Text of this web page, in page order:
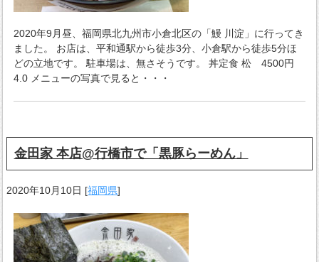
2020年9月昼、福岡県北九州市小倉北区の「鰻 川淀」に行ってき
ました。 お店は、平和通駅から徒歩3分、小倉駅から徒歩5分ほ
どの立地です。 駐車場は、無さそうです。 丼定食 松 4500円
4.0 メニューの写真で見ると・・・
金田家 本店@行橋市で「黒豚らーめん」
2020年10月10日 [福岡県]